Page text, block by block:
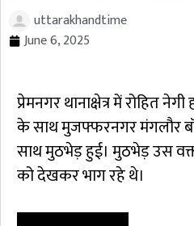
uttarakhandtime
June 6, 2025
प्रेमनगर थानाक्षेत्र में रोहित
के साथ मुजफ्फरनगर मंगलौर
साथ मुठभेड़ हुई। मुठभेड़ उस
को देखकर भाग रहे थे।